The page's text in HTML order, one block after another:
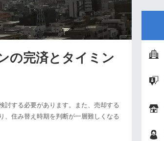
の完済とタイミン
討する必要があります。また、売却する
、住み替え時期を判断が一層難しくなる